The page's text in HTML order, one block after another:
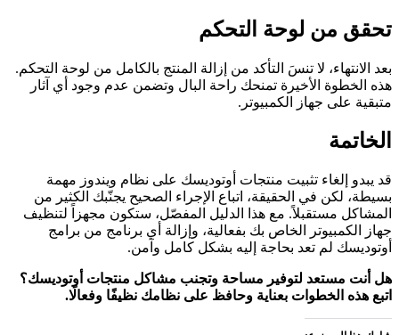
تحقق من لوحة التحكم
بعد الانتهاء، لا تنسَ التأكد من إزالة المنتج بالكامل من لوحة التحكم.
هذه الخطوة الأخيرة تمنحك راحة البال وتضمن عدم وجود أي آثار
متبقية على جهاز الكمبيوتر.
الخاتمة
قد يبدو إلغاء تثبيت منتجات أوتوديسك على نظام ويندوز مهمة
بسيطة، لكن في الحقيقة، اتباع الإجراء الصحيح يجنّبك الكثير من
المشاكل مستقبلاً. مع هذا الدليل المفصّل، ستكون مجهزاً لتنظيف
جهاز الكمبيوتر الخاص بك بفعالية، وإزالة أي برنامج من برامج
أوتوديسك لم تعد بحاجة إليه بشكل كامل وآمن.
هل أنت مستعد لتوفير مساحة وتجنب مشاكل منتجات أوتوديسك؟
اتبع هذه الخطوات بعناية وحافظ على نظامك نظيفًا وفعالًا.